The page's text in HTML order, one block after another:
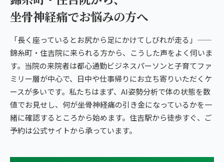
坐骨神経痛でお悩みの方へ
「長く座っているとお尻から足にかけてしびれが走る」——
錦糸町・住吉院に来られる方から、こうした声をよく伺いま
す。当院の来院者は都心通勤ビジネスパーソンと子育てファ
ミリー層が中心で、日中や仕事帰りにお立ち寄りいただくケ
ースが多いです。私たちはまず、AI姿勢分析で体の状態を数
値でお見せし、何が坐骨神経痛の引き金になっているかを一
緒に確認するところから始めます。住吉駅から徒歩すぐ、ご
予約は公式サイトから承っています。